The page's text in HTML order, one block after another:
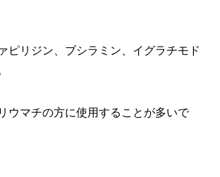
ピリジン、ブシラミン、イグラチモド
ウマチの方に使用することが多いで